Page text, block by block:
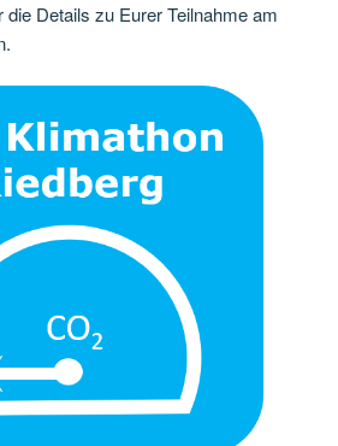
die Details zu Eurer Teilnahme am